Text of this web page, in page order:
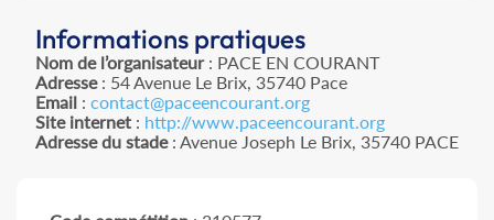
Informations pratiques
Nom de l’organisateur: PACE EN COURANT
Adresse: 54 Avenue Le Brix, 35740 Pace
Email : contact@paceencourant.org
Site internet : http://www.paceencourant.org
Adresse du stade: Avenue Joseph Le Brix, 35740 PACE